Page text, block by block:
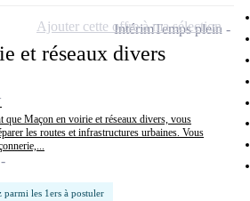
et réseaux divers
que Maçon en voirie et réseaux divers, vous
les routes et infrastructures urbaines. Vous
parmi les 1ers à postuler
IntérimTemps plein
Ajouter cette offre à ma sélection